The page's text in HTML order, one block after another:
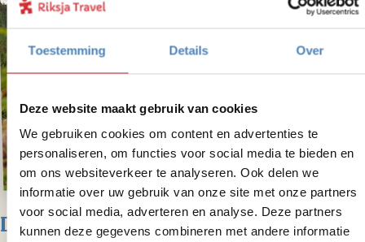
Toestemming Details Over
Deze website maakt gebruik van cookies
We gebruiken cookies om content en advertenties te
personaliseren, om functies voor social media te bieden en
om ons websiteverkeer te analyseren. Ook delen we
informatie over uw gebruik van onze site met onze partners
voor social media, adverteren en analyse. Deze partners
kunnen deze gegevens combineren met andere informatie
Dag 13 – Reis naar Whistler